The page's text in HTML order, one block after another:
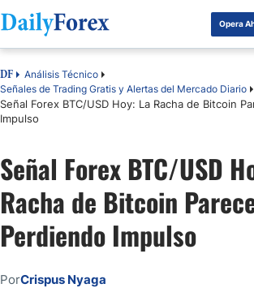
Opera
DF
Análisis Técnico
Señales de Trading Gratis y Alertas del Mercado Diario
Señal Forex BTC/USD Hoy: La Racha de Bitcoin
Impulso
Señal Forex BTC/USD
Racha de Bitcoin
Perdiendo Impulso
PorCrispus Nyaga